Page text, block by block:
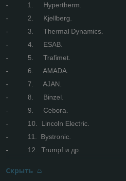
- 1. Hypertherm.
- 2. Kjellberg.
- 3. Thermal Dynamics.
- 4. ESAB.
- 5. Trafimet.
- 6. AMADA.
- 7. AJAN.
- 8. Binzel.
- 9. Cebora.
- 10. Lincoln Electric.
- 11. Bystronic.
- 12. Trumpf и др.
Скрыть